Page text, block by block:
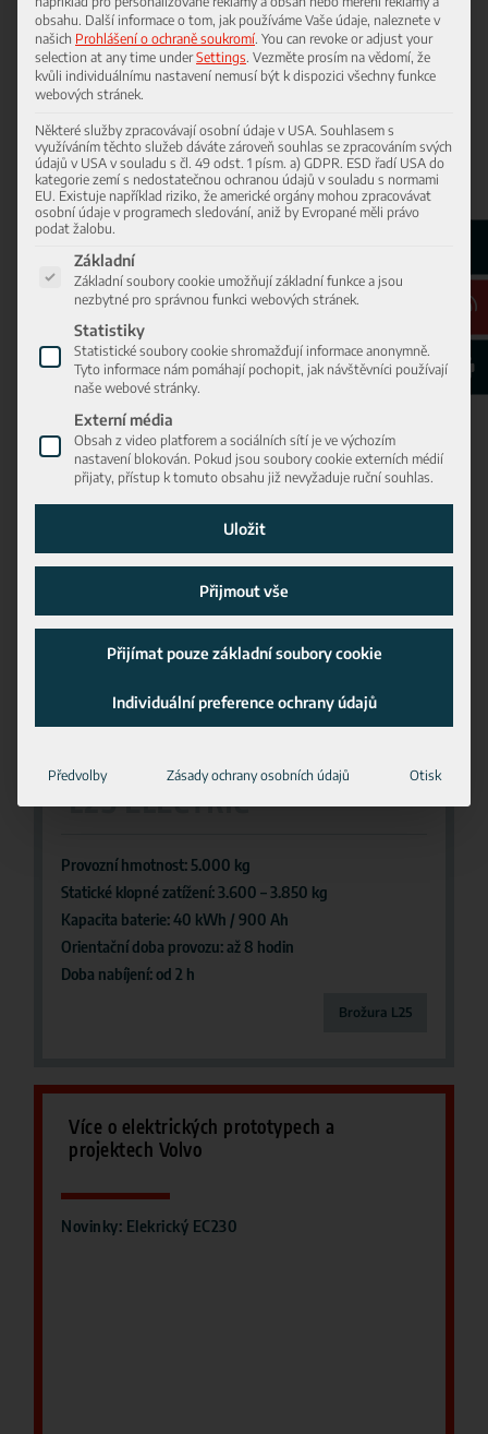
L20 ELECTRIC
Provozní hmotnost: 4.650 kg
Statické klopné zatížení: 2.950 – 3.100 kg
Kapacita baterie: 33 kWh / 750 Ah
Orientační doba provozu: až 8 hodin
Doba nabíjení: od 2 h
Brožura L20
L25 ELECTRIC
Provozní hmotnost: 5.000 kg
Statické klopné zatížení: 3.600 – 3.850 kg
Kapacita baterie: 40 kWh / 900 Ah
Orientační doba provozu: až 8 hodin
Doba nabíjení: od 2 h
Brožura L25
Více o elektrických prototypech a
projektech Volvo
Novinky: Elekrický EC230
obsahu. Další informace o tom, jak používáme Vaše údaje, naleznete v
našich Prohlášení o ochraně soukromí. You can revoke or adjust your
selection at any time underSettings. Vezměte prosím na vědomí, že
kvůli individuálnímu nastavení nemusí být k dispozici všechny funkce
webových stránek.
Některé služby zpracovávají osobní údaje v USA. Souhlasem s
využíváním těchto služeb dáváte zároveň souhlas se zpracováním svých
údajů v USA v souladu s čl. 49 odst. 1 písm. a) GDPR. ESD řadí USA do
kategorie zemí s nedostatečnou ochranou údajů v souladu s normami
EU. Existuje například riziko, že americké orgány mohou zpracovávat
osobní údaje v programech sledování, aniž by Evropané měli právo
podat žalobu.
Níže je uveden seznam skupin služeb, pro které lze udělit
Základní
Základní soubory cookie umožňují základní funkce a jsou
nezbytné pro správnou funkci webových stránek.
Statistiky
Statistické soubory cookie shromažďují informace anonymně.
Tyto informace nám pomáhají pochopit, jak návštěvníci používají
naše webové stránky.
Externí média
Obsah z video platforem a sociálních sítí je ve výchozím
nastavení blokován. Pokud jsou soubory cookie externích médií
přijaty, přístup k tomuto obsahu již nevyžaduje ruční souhlas.
Uložit
Přijmout vše
Přijímat pouze základní soubory cookie
Individuální preference ochrany údajů
Předvolby Zásady ochrany osobních údajů Otisk